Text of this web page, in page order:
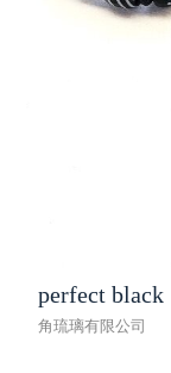
perfect black
角琉璃有限公司